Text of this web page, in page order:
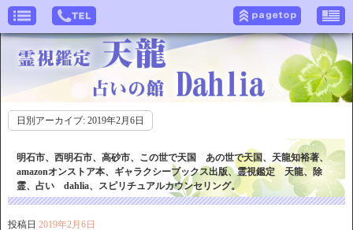
日別アーカイブ: 2019年2月6日
明石市、西明石市、高砂市、この世で天国 あの世で天国、天龍知裕著、
amazonオンストア本、ギャラクシーブックス出版、霊視鑑定 天龍、除
霊、占い dahlia、スピリチュアルカウンセリング。
投稿日 2019年2月6日